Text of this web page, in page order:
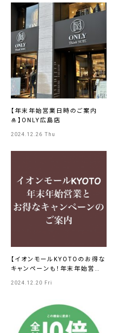
【年末年始営業日時のご案内
🎍】ONLY広島店
2024.12.26 Thu
【イオンモールKYOTOのお得な
キャンペーンも！年末年始営業
2024.12.20 Fri